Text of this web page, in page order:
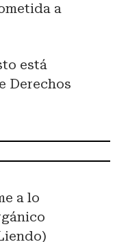
a
está
Derechos
a lo